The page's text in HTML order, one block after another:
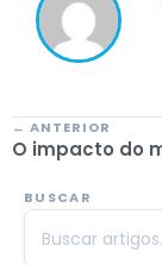
← ANTERIOR
BUSCAR